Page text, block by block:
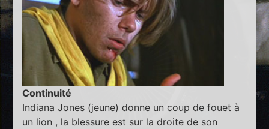
Continuité
Indiana Jones (jeune) donne un coup de fouet à
un lion , la blessure est sur la droite de son